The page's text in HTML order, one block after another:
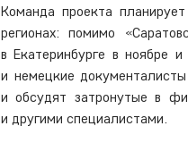
Команда проекта
регионах: помимо
в Екатеринбурге в ноябре
и немецкие
и обсудят затронутые в
и другими специалистами.